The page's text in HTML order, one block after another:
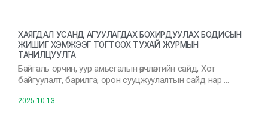
ХАЯГДАЛ УСАНД АГУУЛАГДАХ БОХИРДУУЛАХ БОДИСЫН
ЖИШИГ ХЭМЖЭЭГ ТОГТООХ ТУХАЙ ЖУРМЫН
ТАНИЛЦУУЛГА
Байгаль орчин, уур амьсгалын өөрчлөлтийн сайд, Хот
байгуулалт, барилга, орон сууцжуулалтын сайд нар …
2025-10-13